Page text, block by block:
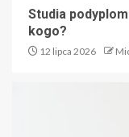
Studia
kogo?
12 lipca 2026